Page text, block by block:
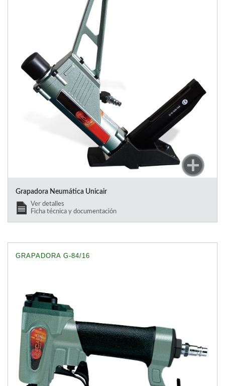
Grapadora Neumática Unicair
Ver detalles
Ficha técnica y documentación
GRAPADORA G-84/16